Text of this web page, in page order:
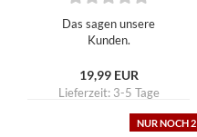
Das sagen unsere
Kunden.
19,99 EUR
Lieferzeit: 3-5 Tage
NUR NOCH 2